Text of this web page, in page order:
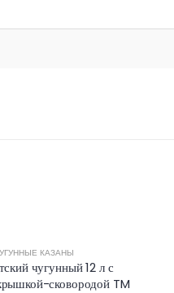
КАЗАНЫ
чугунный 12 л с
сковородой TM